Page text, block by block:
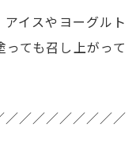
イスやヨーグルト
ても召し上がって
／／／／／／／／